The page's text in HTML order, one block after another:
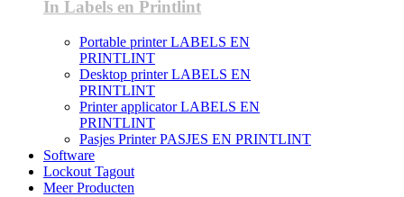
In Labels en Printlint
Portable printer LABELS EN
PRINTLINT
Desktop printer LABELS EN
PRINTLINT
Printer applicator LABELS EN
PRINTLINT
Pasjes Printer PASJES EN PRINTLINT
Software
Lockout Tagout
Meer Producten